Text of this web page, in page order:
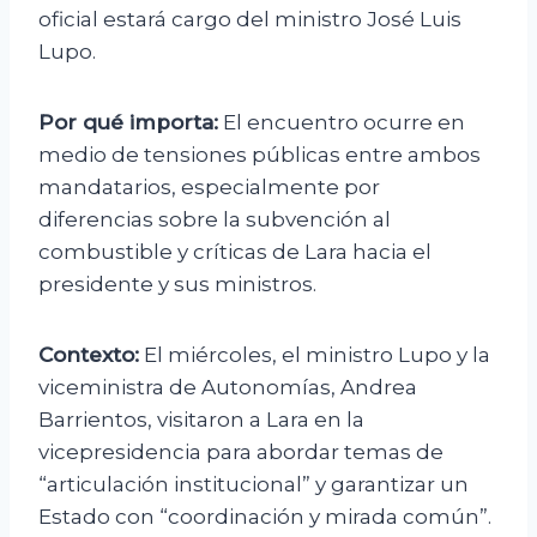
oficial estará cargo del ministro José Luis
Lupo.
Por qué importa: El encuentro ocurre en
medio de tensiones públicas entre ambos
mandatarios, especialmente por
diferencias sobre la subvención al
combustible y críticas de Lara hacia el
presidente y sus ministros.
Contexto: El miércoles, el ministro Lupo y la
viceministra de Autonomías, Andrea
Barrientos, visitaron a Lara en la
vicepresidencia para abordar temas de
“articulación institucional” y garantizar un
Estado con “coordinación y mirada común”.